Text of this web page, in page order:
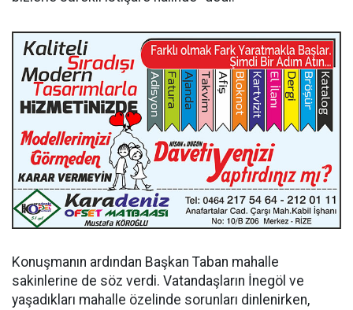
Konuşmanın ardından Başkan Taban mahalle
sakinlerine de söz verdi. Vatandaşların İnegöl ve
yaşadıkları mahalle özelinde sorunları dinlenirken,